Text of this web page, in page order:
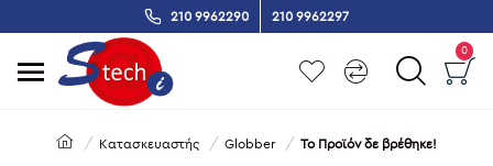
210 9962290 210 9962297
0
Κατασκευαστής Globber Το Προϊόν δε βρέθηκε!